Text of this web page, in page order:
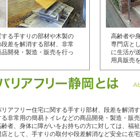
トピックスへGO⇒
トピックスにてフラットレールご紹介いただきま
２０２５年１２月２７日～２０２６年１月４日
お知らせ
る手すりの部材や木製の
差を解消する部材、非常
開発・製造・販売を行っ
高齢者や
専門店と
に生活が
用具販売
アフリー住宅に関する手すり部材、段差を解消
非常用の簡易トイレなどの商品開発・製造・販
者、身体に障がいをお持ちの方に対しては、福
として、手すりの取付や段差解消など安全に在